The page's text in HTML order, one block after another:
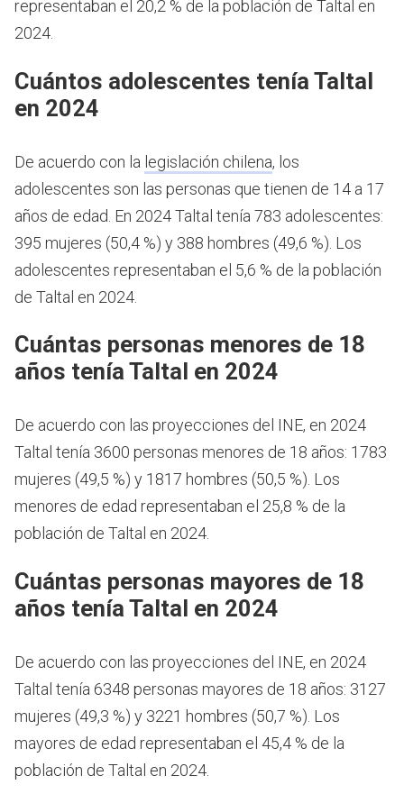
representaban el 20,2 % de la población de Taltal en
2024.
Cuántos adolescentes tenía Taltal
en 2024
De acuerdo con la legislación chilena, los
adolescentes son las personas que tienen de 14 a 17
años de edad. En 2024 Taltal tenía 783 adolescentes:
395 mujeres (50,4 %) y 388 hombres (49,6 %). Los
adolescentes representaban el 5,6 % de la población
de Taltal en 2024.
Cuántas personas menores de 18
años tenía Taltal en 2024
De acuerdo con las proyecciones del INE, en 2024
Taltal tenía 3600 personas menores de 18 años: 1783
mujeres (49,5 %) y 1817 hombres (50,5 %). Los
menores de edad representaban el 25,8 % de la
población de Taltal en 2024.
Cuántas personas mayores de 18
años tenía Taltal en 2024
De acuerdo con las proyecciones del INE, en 2024
Taltal tenía 6348 personas mayores de 18 años: 3127
mujeres (49,3 %) y 3221 hombres (50,7 %). Los
mayores de edad representaban el 45,4 % de la
población de Taltal en 2024.